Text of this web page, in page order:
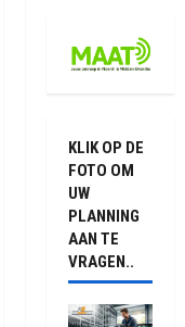
KLIK OP DE
FOTO OM
UW
PLANNING
AAN TE
VRAGEN..